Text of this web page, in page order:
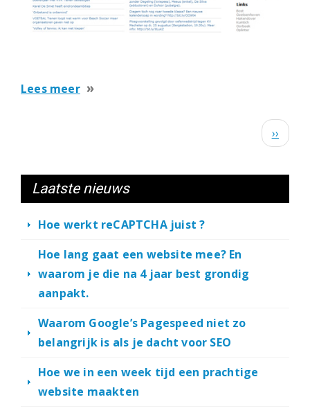
Lees meerover
pagina
››
Laatste nieuws
Hoe werkt reCAPTCHA juist ?
Hoe lang gaat een website mee? En
waarom je die na 4 jaar best grondig
aanpakt.
Waarom Google’s Pagespeed niet zo
belangrijk is als je dacht voor SEO
Hoe we in een week tijd een prachtige
website maakten